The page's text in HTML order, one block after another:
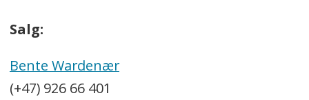
Salg:
Bente Wardenær
(+47) 926 66 401